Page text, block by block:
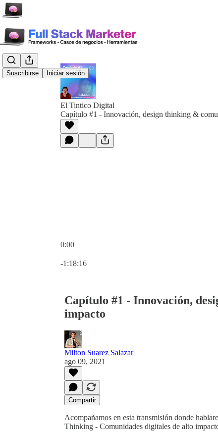
Suscribirse Iniciar sesión
El Tintico Digital
Capítulo #1 - Innovación, design thinking &
0:00
-1:18:16
Capítulo #1 - Innovación,
impacto
Milton Suarez Salazar
ago 09, 2021
Compartir
Acompañamos en esta transmisión donde
Thinking - Comunidades digitales de alto